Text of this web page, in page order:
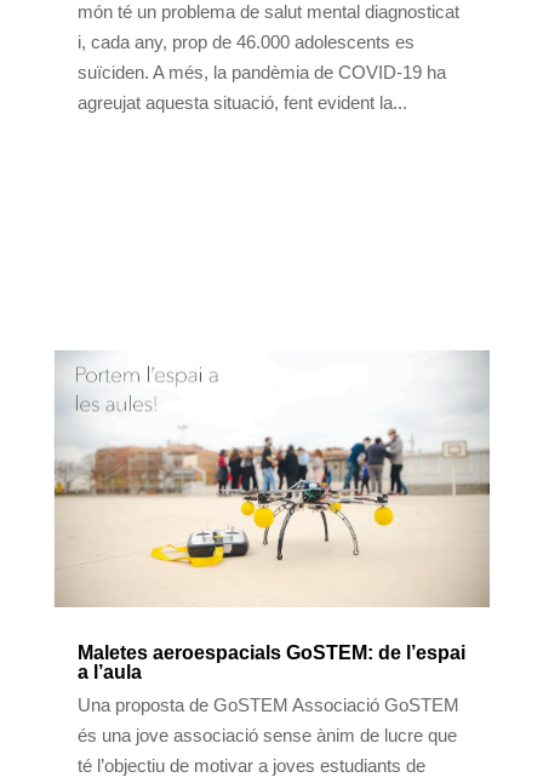
món té un problema de salut mental diagnosticat
i, cada any, prop de 46.000 adolescents es
suïciden. A més, la pandèmia de COVID-19 ha
agreujat aquesta situació, fent evident la...
Maletes aeroespacials GoSTEM: de l’espai
a l’aula
Una proposta de GoSTEM Associació GoSTEM
és una jove associació sense ànim de lucre que
té l’objectiu de motivar a joves estudiants de